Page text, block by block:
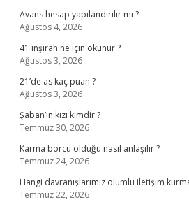
Avans hesap yapılandırılır mı ?
Ağustos 4, 2026
41 inşirah ne için okunur ?
Ağustos 3, 2026
21’de as kaç puan ?
Ağustos 3, 2026
Şaban’ın kızı kimdir ?
Temmuz 30, 2026
Karma borcu olduğu nasıl anlaşılır ?
Temmuz 24, 2026
Hangi davranışlarımız olumlu iletişim
Temmuz 22, 2026